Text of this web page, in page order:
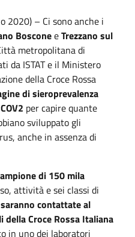
2020) – Ci sono anche i
BosconeeTrezzano sul
metropolitana di
da ISTAT e il Ministero
della Croce Rossa
di sieroprevalenza
per capire quante
sviluppato gli
anche in assenza di
di 150 mila
attività e sei classi di
saranno contattate al
Croce Rossa Italiana
in uno dei laboratori